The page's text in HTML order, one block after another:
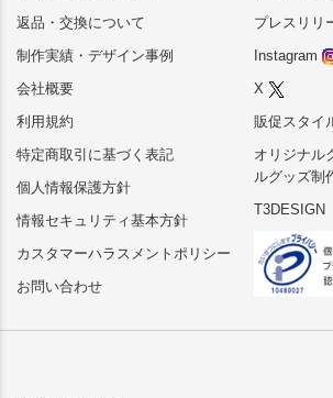
返品・交換について
制作実績・デザイン事例
会社概要
利用規約
特定商取引に基づく表記
個人情報保護方針
情報セキュリティ基本方針
カスタマーハラスメントポリシー
お問い合わせ
プレスリリ
Instagram
X
販促スタイ
オリジナル
ルグッズ制
T3DESIGN